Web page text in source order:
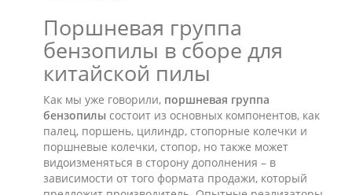
Поршневая группа
бензопилы в сборе для
китайской пилы
Как мы уже говорили, поршневая группа
бензопилы состоит из основных компонентов, как
палец, поршень, цилиндр, стопорные колечки и
поршневые колечки, стопор, но также может
видоизменяться в сторону дополнения – в
зависимости от того формата продажи, который